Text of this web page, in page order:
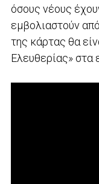
όσους νέους
εμβολιαστούν
της κάρτας θα
Ελευθερίας» στα